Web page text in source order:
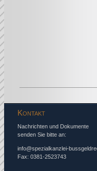
Kontakt
Nachrichten und Dokumente
senden Sie bitte an:
info@spezialkanzlei-
Fax: 0381-2523743